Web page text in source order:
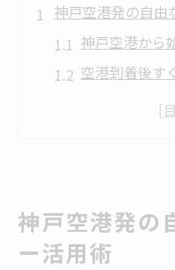
神戸空港発の自由
神戸空港から
空港到着後す
レンタカーで
朝来市への移動
朝来市まで快
び
神戸空港発の
ー活用術